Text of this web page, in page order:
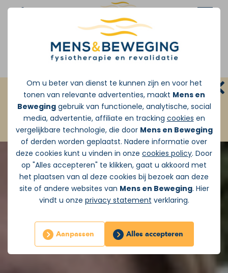
Om u beter van dienst te kunnen zijn en voor het
tonen van relevante advertenties, maakt Mens en
Beweginggebruik van functionele, analytische, social
media, advertentie, affiliate en tracking cookies en
vergelijkbare technologie, die door Mens en Beweging
of derden worden geplaatst. Nadere informatie over
deze cookies kunt u vinden in onze cookies policy. Door
op "Alles accepteren" te klikken, gaat u akkoord met
het plaatsen van al deze cookies bij bezoek aan deze
site of andere websites van Mens en Beweging. Hier
vindt u onze privacy statement verklaring.
Aanpassen Alles accepteren
Afspraak maken
GRATIS INLOOPSPREEKUUR:Zonder
doorverwijzing van de huisarts
JA ik wil vandaag Gratis pijnadvies